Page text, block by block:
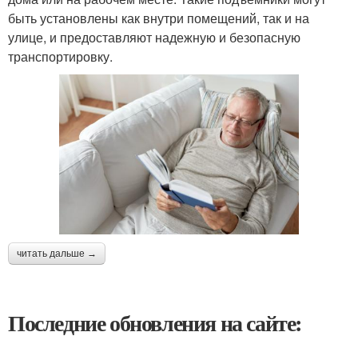
быть установлены как внутри помещений, так и на
улице, и предоставляют надежную и безопасную
транспортировку.
читать дальше →
Последние обновления на сайте: